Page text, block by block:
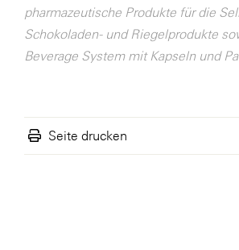
pharmazeutische Produkte für die
Schokoladen- und Riegelprodukte
Beverage System mit Kapseln und
Seite drucken